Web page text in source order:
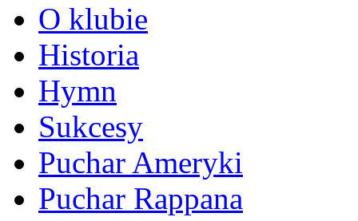
O klubie
Historia
Hymn
Sukcesy
Puchar Ameryki
Puchar Rappana